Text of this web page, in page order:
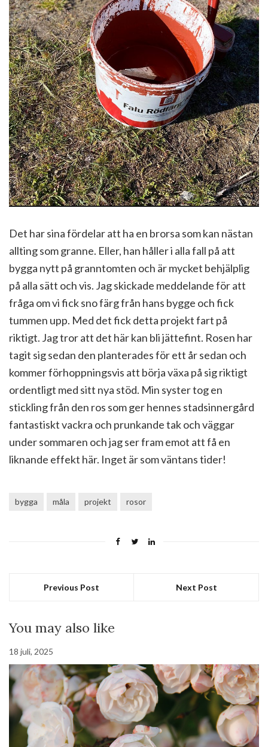
Det har sina fördelar att ha en brorsa som kan nästan
allting som granne. Eller, han håller i alla fall på att
bygga nytt på granntomten och är mycket behjälplig
på alla sätt och vis. Jag skickade meddelande för att
fråga om vi fick sno färg från hans bygge och fick
tummen upp. Med det fick detta projekt fart på
riktigt. Jag tror att det här kan bli jättefint. Rosen har
tagit sig sedan den planterades för ett år sedan och
kommer förhoppningsvis att börja växa på sig riktigt
ordentligt med sitt nya stöd. Min syster tog en
stickling från den ros som ger hennes stadsinnergård
fantastiskt vackra och prunkande tak och väggar
under sommaren och jag ser fram emot att få en
liknande effekt här. Inget är som väntans tider!
bygga måla projekt rosor
Previous Post Next Post
You may also like
18 juli, 2025